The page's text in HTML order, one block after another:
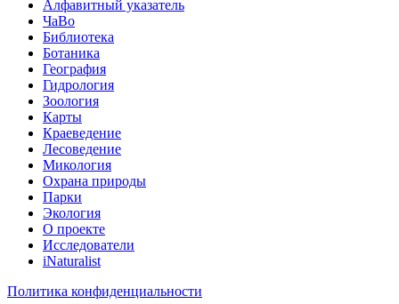
Алфавитный указатель
ЧаВо
Библиотека
Ботаника
География
Гидрология
Зоология
Карты
Краеведение
Лесоведение
Микология
Охрана природы
Парки
Экология
О проекте
Исследователи
iNaturalist
Политика конфиденциальности